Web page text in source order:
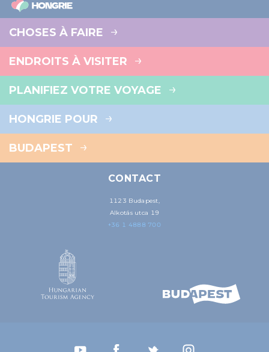
CHOSES À FAIRE
ENDROITS À VISITER
PLANIFIEZ VOTRE VOYAGE
HONGRIE POUR
BUDAPEST
CONTACT
1123 Budapest,
Alkotás utca 19
+36 1 4888 700